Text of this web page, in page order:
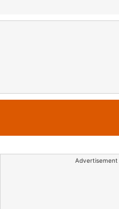
Advertisement